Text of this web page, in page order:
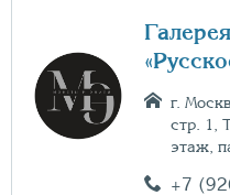
г.
стр. 1,
этаж,
+7